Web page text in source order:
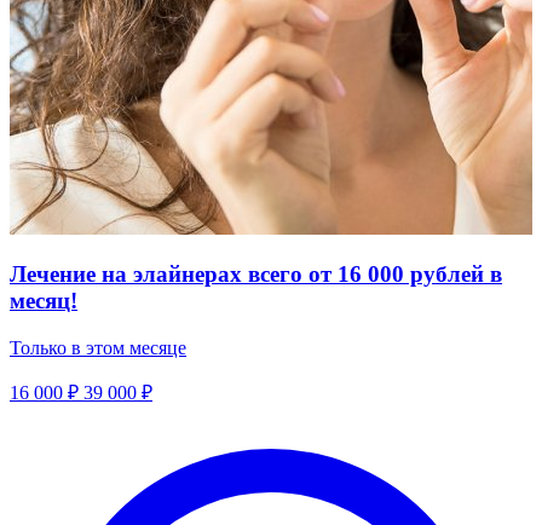
Лечение на элайнерах всего от 16 000 рублей в
месяц!
Только в этом месяце
16 000 ₽ 39 000 ₽